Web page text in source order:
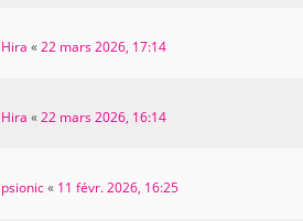
Hira «22 mars 2026, 17:14
Hira «22 mars 2026, 16:14
psionic« 11 févr. 2026, 16:25